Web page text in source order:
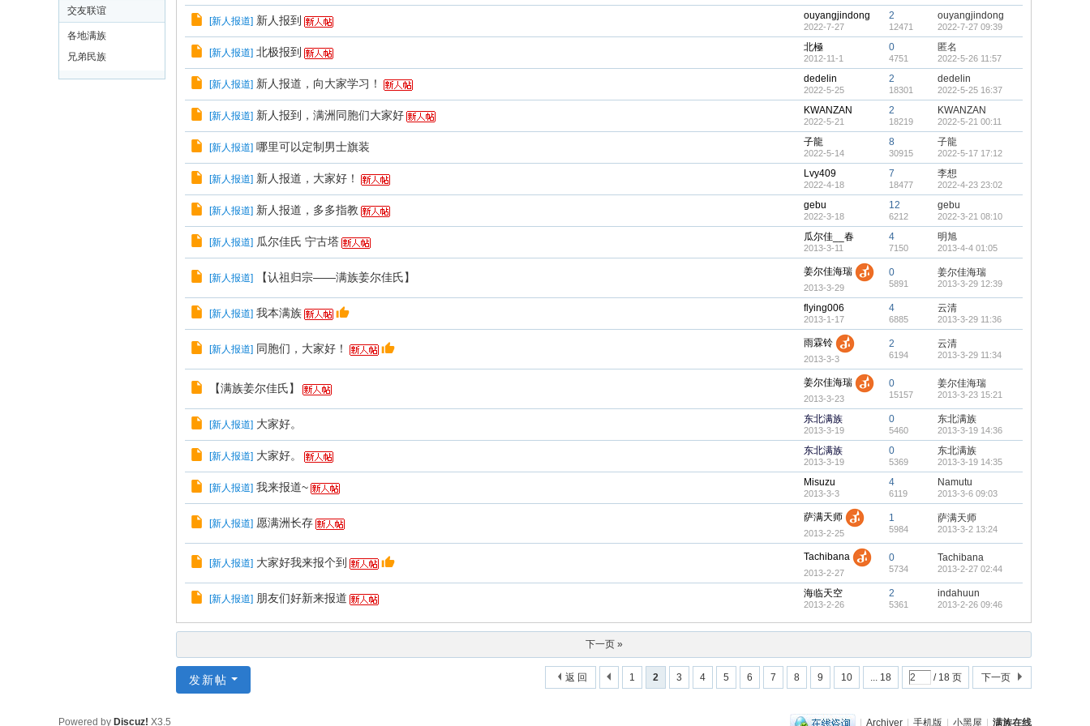
交友联谊
ᡥᠠᠵᡳᠯᠠᠨᡩᡠᡵᡝ ᠪᠠ
各地满族
兄弟民族
[新人报道] 新人报到 ouyangjindong
2022-7-27
2
12471
ouyangjindong
2022-7-27 09:39
[新人报道] 北极报到 北極
2012-11-1
0
4751
匿名
2022-5-26 11:57
[新人报道] 新人报道，向大家学习！ dedelin
2022-5-25
2
18301
dedelin
2022-5-25 16:37
[新人报道] 新人报到，满洲同胞们大家好 KWANZAN
2022-5-21
2
18219
KWANZAN
2022-5-21 00:11
[新人报道] 哪里可以定制男士旗装 子龍
2022-5-14
8
30915
子龍
2022-5-17 17:12
[新人报道] 新人报道，大家好！ Lvy409
2022-4-18
7
18477
李想
2022-4-23 23:02
[新人报道] 新人报道，多多指教 gebu
2022-3-18
12
6212
gebu
2022-3-21 08:10
[新人报道] 瓜尔佳氏 宁古塔 瓜尔佳__春
2013-3-11
4
7150
明旭
2013-4-4 01:05
[新人报道] 【认祖归宗——满族姜尔佳氏】 姜尔佳海瑞
2013-3-29
0
5891
姜尔佳海瑞
2013-3-29 12:39
[新人报道] 我本满族 flying006
2013-1-17
4
6885
云清
2013-3-29 11:36
[新人报道] 同胞们，大家好！ 雨霖铃
2013-3-3
2
6194
云清
2013-3-29 11:34
【满族姜尔佳氏】 姜尔佳海瑞
2013-3-23
0
15157
姜尔佳海瑞
2013-3-23 15:21
[新人报道] 大家好。 东北满族
2013-3-19
0
5460
东北满族
2013-3-19 14:36
[新人报道] 大家好。 东北满族
2013-3-19
0
5369
东北满族
2013-3-19 14:35
[新人报道] 我来报道~ Misuzu
2013-3-3
4
6119
Namutu
2013-3-6 09:03
[新人报道] 愿满洲长存 萨满天师
2013-2-25
1
5984
萨满天师
2013-3-2 13:24
[新人报道] 大家好我来报个到 Tachibana
2013-2-27
0
5734
Tachibana
2013-2-27 02:44
[新人报道] 朋友们好新来报道 海临天空
2013-2-26
2
5361
indahuun
2013-2-26 09:46
下一页 »
1 2 3 4 5 6 7 8 9 10 ... 18 / 18 页 下一页
返 回
发新帖
| Archiver | 手机版 | 小黑屋 | 满族在线
Powered by Discuz! X3.5